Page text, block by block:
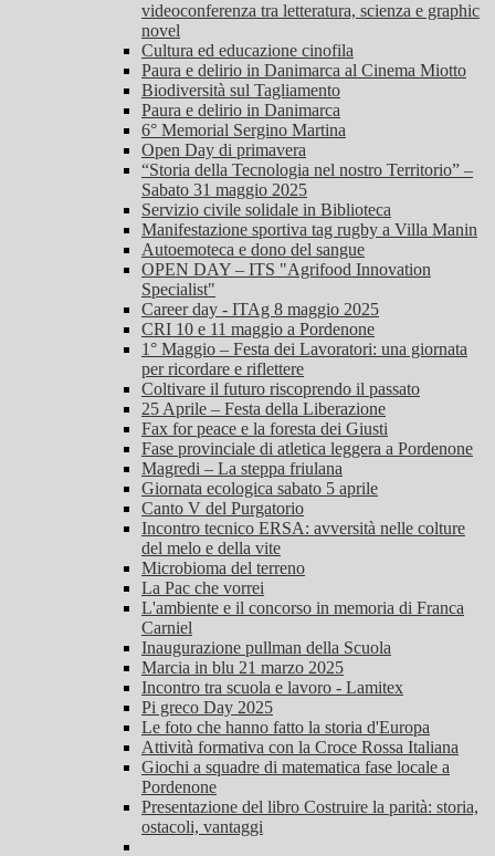
videoconferenza tra letteratura, scienza e graphic
novel
Cultura ed educazione cinofila
Paura e delirio in Danimarca al Cinema Miotto
Biodiversità sul Tagliamento
Paura e delirio in Danimarca
6° Memorial Sergino Martina
Open Day di primavera
“Storia della Tecnologia nel nostro Territorio” –
Sabato 31 maggio 2025
Servizio civile solidale in Biblioteca
Manifestazione sportiva tag rugby a Villa Manin
Autoemoteca e dono del sangue
OPEN DAY – ITS "Agrifood Innovation
Specialist"
Career day - ITAg 8 maggio 2025
CRI 10 e 11 maggio a Pordenone
1° Maggio – Festa dei Lavoratori: una giornata
per ricordare e riflettere
Coltivare il futuro riscoprendo il passato
25 Aprile – Festa della Liberazione
Fax for peace e la foresta dei Giusti
Fase provinciale di atletica leggera a Pordenone
Magredi – La steppa friulana
Giornata ecologica sabato 5 aprile
Canto V del Purgatorio
Incontro tecnico ERSA: avversità nelle colture
del melo e della vite
Microbioma del terreno
La Pac che vorrei
L'ambiente e il concorso in memoria di Franca
Carniel
Inaugurazione pullman della Scuola
Marcia in blu 21 marzo 2025
Incontro tra scuola e lavoro - Lamitex
Pi greco Day 2025
Le foto che hanno fatto la storia d'Europa
Attività formativa con la Croce Rossa Italiana
Giochi a squadre di matematica fase locale a
Pordenone
Presentazione del libro Costruire la parità: storia,
ostacoli, vantaggi